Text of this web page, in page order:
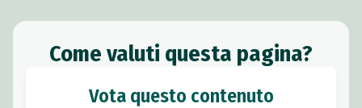
Come valuti questa pagina?
Vota questo contenuto